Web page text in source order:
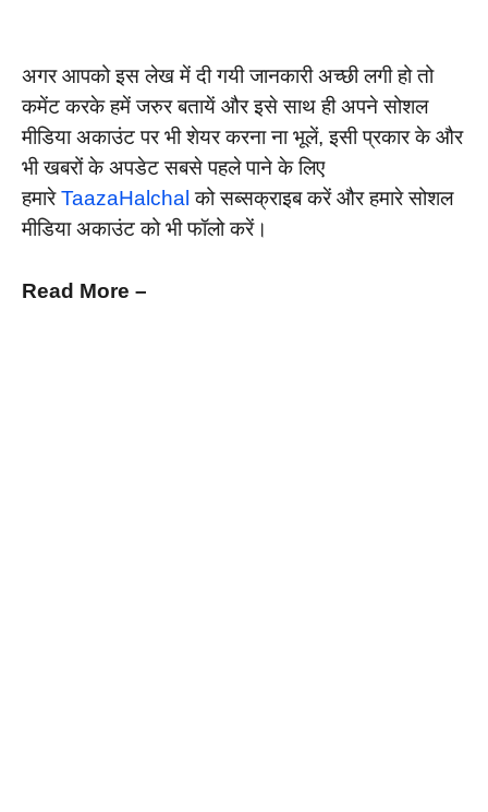
अगर आपको इस लेख में दी गयी जानकारी अच्छी लगी हो तो
कमेंट करके हमें जरुर बतायें और इसे साथ ही अपने सोशल
मीडिया अकाउंट पर भी शेयर करना ना भूलें, इसी प्रकार के और
भी खबरों के अपडेट सबसे पहले पाने के लिए
हमारेTaazaHalchal को सब्सक्राइब करें और हमारे सोशल
मीडिया अकाउंट को भी फॉलो करें।
Read More –